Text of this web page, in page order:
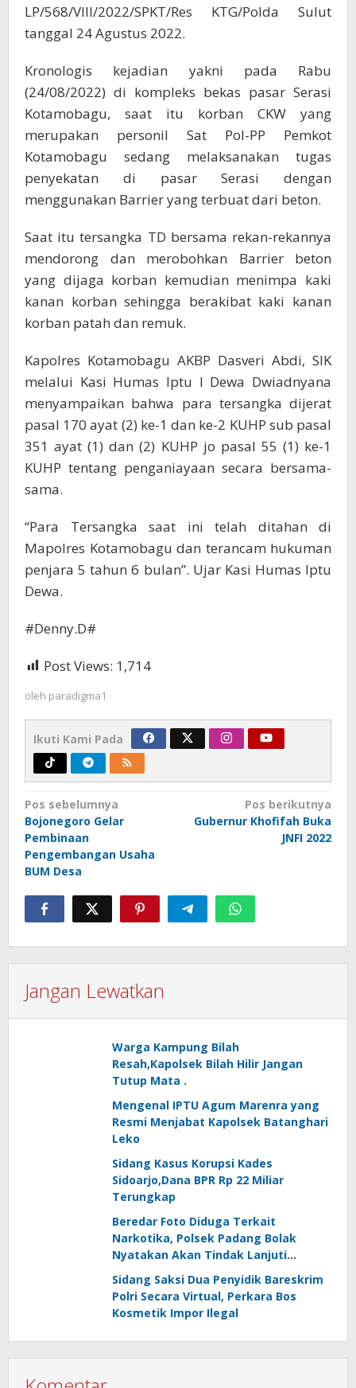
LP/568/VIII/2022/SPKT/Res KTG/Polda Sulut
tanggal 24 Agustus 2022.
Kronologis kejadian yakni pada Rabu
(24/08/2022) di kompleks bekas pasar Serasi
Kotamobagu, saat itu korban CKW yang
merupakan personil Sat Pol-PP Pemkot
Kotamobagu sedang melaksanakan tugas
penyekatan di pasar Serasi dengan
menggunakan Barrier yang terbuat dari beton.
Saat itu tersangka TD bersama rekan-rekannya
mendorong dan merobohkan Barrier beton
yang dijaga korban kemudian menimpa kaki
kanan korban sehingga berakibat kaki kanan
korban patah dan remuk.
Kapolres Kotamobagu AKBP Dasveri Abdi, SIK
melalui Kasi Humas Iptu I Dewa Dwiadnyana
menyampaikan bahwa para tersangka dijerat
pasal 170 ayat (2) ke-1 dan ke-2 KUHP sub pasal
351 ayat (1) dan (2) KUHP jo pasal 55 (1) ke-1
KUHP tentang penganiayaan secara bersama-
sama.
“Para Tersangka saat ini telah ditahan di
Mapolres Kotamobagu dan terancam hukuman
penjara 5 tahun 6 bulan”. Ujar Kasi Humas Iptu
Dewa.
#Denny.D#
Post Views: 1,714
oleh paradigma1
Ikuti Kami Pada
Navigasi
pos
Pos sebelumnya
Bojonegoro Gelar
Pembinaan
Pengembangan Usaha
BUM Desa
Pos berikutnya
Gubernur Khofifah Buka
JNFI 2022
Jangan Lewatkan
Warga Kampung Bilah
Resah,Kapolsek Bilah Hilir Jangan
Tutup Mata .
Mengenal IPTU Agum Marenra yang
Resmi Menjabat Kapolsek Batanghari
Leko
Sidang Kasus Korupsi Kades
Sidoarjo,Dana BPR Rp 22 Miliar
Terungkap
Beredar Foto Diduga Terkait
Narkotika, Polsek Padang Bolak
Nyatakan Akan Tindak Lanjuti
Informasi Masyarakat
Sidang Saksi Dua Penyidik Bareskrim
Polri Secara Virtual, Perkara Bos
Kosmetik Impor Ilegal